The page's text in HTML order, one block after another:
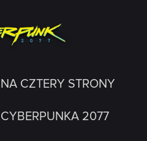
CZTERY STRONY
2077